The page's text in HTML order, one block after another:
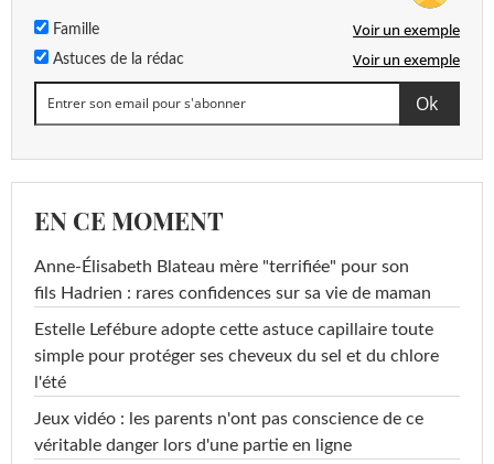
Famille Voir un exemple
Astuces de la rédac Voir un exemple
EN CE MOMENT
Anne-Élisabeth Blateau mère "terrifiée" pour son
fils Hadrien : rares confidences sur sa vie de maman
Estelle Lefébure adopte cette astuce capillaire toute
simple pour protéger ses cheveux du sel et du chlore
l'été
Jeux vidéo : les parents n'ont pas conscience de ce
véritable danger lors d'une partie en ligne